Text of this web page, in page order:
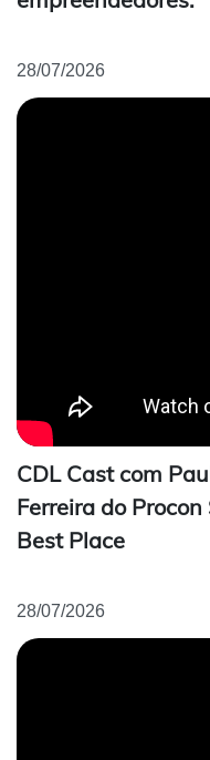
28/07/2026
CDL Cast com
Ferreira do
Best Place
28/07/2026